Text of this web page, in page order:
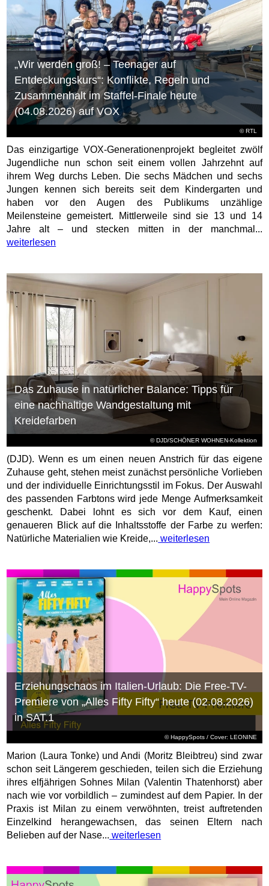
©RTL
„Wir werden groß! – Teenager auf
Entdeckungskurs“: Konflikte, Regeln und
Zusammenhalt im Staffel-Finale heute
(04.08.2026) auf VOX
Das einzigartige VOX-Generationenprojekt begleitet zwölf
Jugendliche nun schon seit einem vollen Jahrzehnt auf
ihrem Weg durchs Leben. Die sechs Mädchen und sechs
Jungen kennen sich bereits seit dem Kindergarten und
haben vor den Augen des Publikums unzählige
Meilensteine gemeistert. Mittlerweile sind sie 13 und 14
Jahre alt – und stecken mitten in der manchmal...
weiterlesen
© DJD/SCHÖNER WOHNEN-Kollektion
Das Zuhause in natürlicher Balance: Tipps für
eine nachhaltige Wandgestaltung mit
Kreidefarben
(DJD). Wenn es um einen neuen Anstrich für das eigene
Zuhause geht, stehen meist zunächst persönliche Vorlieben
und der individuelle Einrichtungsstil im Fokus. Der Auswahl
des passenden Farbtons wird jede Menge Aufmerksamkeit
geschenkt. Dabei lohnt es sich vor dem Kauf, einen
genaueren Blick auf die Inhaltsstoffe der Farbe zu werfen:
Natürliche Materialien wie Kreide,... weiterlesen
© HappySpots / Cover: LEONINE
Erziehungschaos im Italien-Urlaub: Die Free-TV-
Premiere von „Alles Fifty Fifty“ heute (02.08.2026)
in SAT.1
Marion (Laura Tonke) und Andi (Moritz Bleibtreu) sind zwar
schon seit Längerem geschieden, teilen sich die Erziehung
ihres elfjährigen Sohnes Milan (Valentin Thatenhorst) aber
nach wie vor vorbildlich – zumindest auf dem Papier. In der
Praxis ist Milan zu einem verwöhnten, treist auftretenden
Einzelkind herangewachsen, das seinen Eltern nach
Belieben auf der Nase... weiterlesen